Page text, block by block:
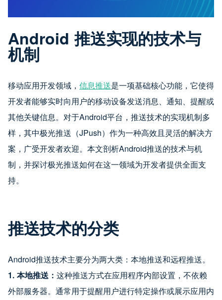
Android 推送实现的技术与
机制
移动应用开发领域， 信息推送是一项基础核心功能，它使得
开发者能够实时向用户的移动设备发送消息、通知、提醒或
其他关键信息。对于Android平台，推送技术的实现机制多
样，其中极光推送（JPush）作为一种高效且灵活的解决方
案，广受开发者欢迎。本文剖析Android推送的技术与机
制，并探讨极光推送如何在这一领域为开发者提供全面支
持。
推送技术的分类
Android推送技术主要分为两大类：本地推送和远程推送。
1. 本地推送： 这种推送方式在应用程序内部设置，不依赖
外部服务器。通常用于提醒用户进行特定操作或展示应用内